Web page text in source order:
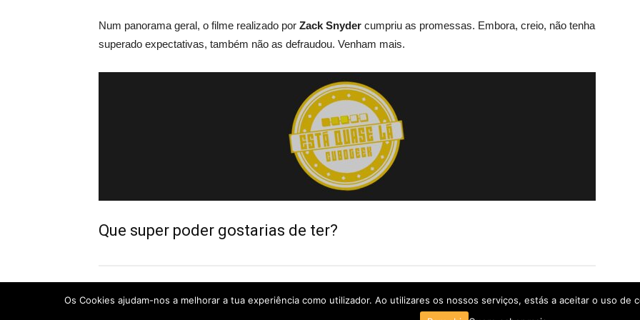
Num panorama geral, o filme realizado por Zack Snyder cumpriu as promessas. Embora, creio, não tenha
superado expectativas, também não as defraudou. Venham mais.
Que super poder gostarias de ter?
Os Cookies ajudam-nos a melhorar a tua experiência como utilizador. Ao utilizares os nossos serviços, estás a aceitar o uso de